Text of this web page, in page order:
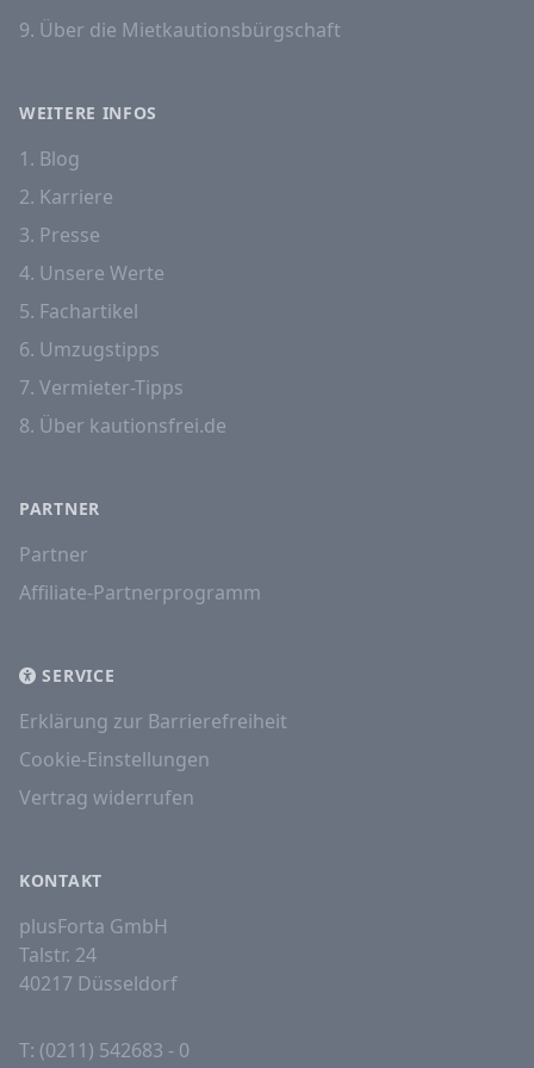
9. Über die Mietkautionsbürgschaft
WEITERE INFOS
1. Blog
2. Karriere
3. Presse
4. Unsere Werte
5. Fachartikel
6. Umzugstipps
7. Vermieter-Tipps
8. Über kautionsfrei.de
PARTNER
Partner
Affiliate-Partnerprogramm
SERVICE
Erklärung zur Barrierefreiheit
Cookie-Einstellungen
Vertrag widerrufen
KONTAKT
plusForta GmbH
Talstr. 24
40217 Düsseldorf
T: (0211) 542683 - 0